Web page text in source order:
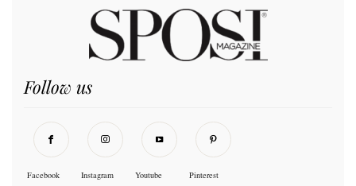
Follow us
Facebook Instagram Youtube Pinterest